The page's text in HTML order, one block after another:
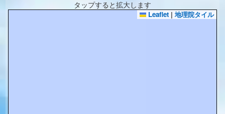
タップすると拡大します
Leaflet | 地理院タイル